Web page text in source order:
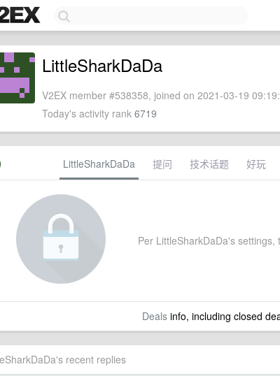
LittleSharkDaDa
V2EX member #538358, joined on 2021-03-19
Today's activity rank 6719
LittleSharkDaDa 提问 技术话题 好玩
Per LittleSharkDaDa's settings,
Dealsinfo, including closed
recent replies